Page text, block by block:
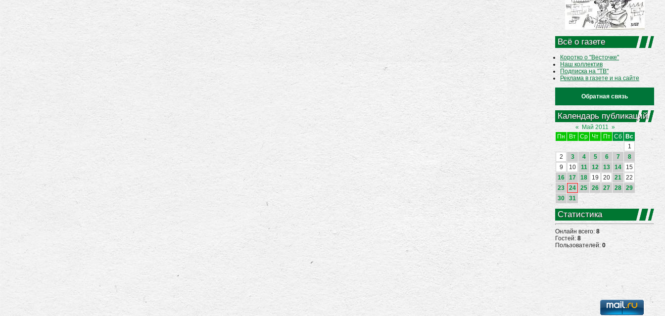
Всё о газете
Коротко о "Весточке"
Наш коллектив
Подписка на "ТВ"
Реклама в газете и на сайте
Обратная связь
Календарь публикаций
« Май 2011 »
Пн
Вт Ср Чт Пт Сб
Вс
1
2
3 4 5 6 7
8
9
10 11 12 13 14
15
16
17 18 19 20 21
22
23
24 25 26 27 28
29
30
31
Статистика
Онлайн всего: 8
Гостей: 8
Пользователей: 0